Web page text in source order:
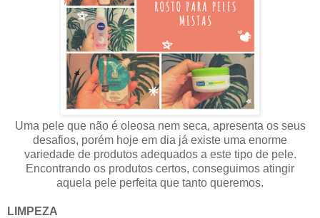
Uma pele que não é oleosa nem seca, apresenta os seus
desafios, porém hoje em dia já existe uma enorme
variedade de produtos adequados a este tipo de pele.
Encontrando os produtos certos, conseguimos atingir
aquela pele perfeita que tanto queremos.
LIMPEZA